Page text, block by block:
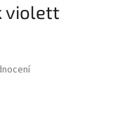
violett